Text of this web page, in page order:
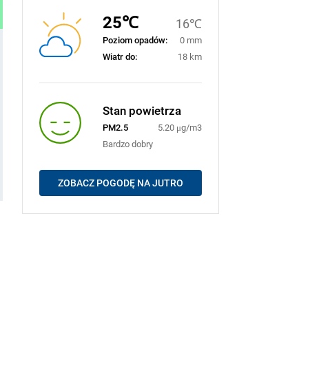
25℃ 16℃
Poziom opadów:
0 mm
Wiatr do:
18 km
Stan powietrza
PM2.5
5.20 μg/m3
Bardzo dobry
ZOBACZ POGODĘ NA JUTRO